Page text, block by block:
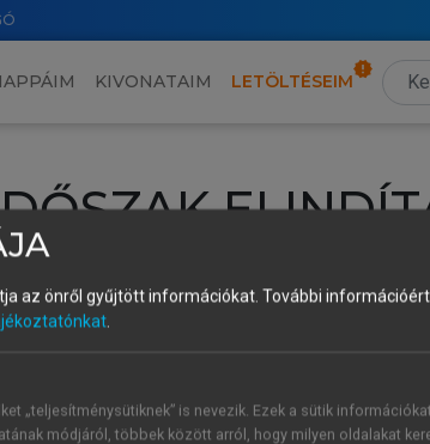
KIVONATAIM LETÖLTÉSEIM
be a saját fiókoddal, iskolai azonosítóddal vagy
1 óra díjmentes hozzáférésrevagy
vagy hozz
után a
az önről gyűjtött információkat. További
.
„teljesítménysütiknek” is nevezik. Ezek a sütik
módjáról, többek között arról, hogy milyen oldalakat